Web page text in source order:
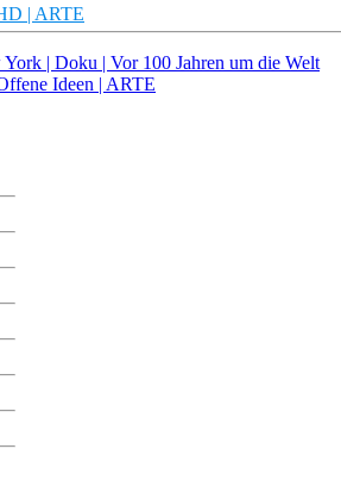
| ARTE
| Doku | Vor 100 Jahren um die Welt
Ideen | ARTE